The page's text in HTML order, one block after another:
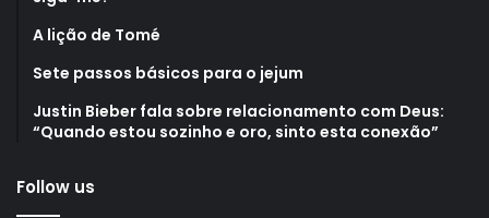
A lição de Tomé
Sete passos básicos para o jejum
Justin Bieber fala sobre relacionamento com Deus:
“Quando estou sozinho e oro, sinto esta conexão”
Follow us